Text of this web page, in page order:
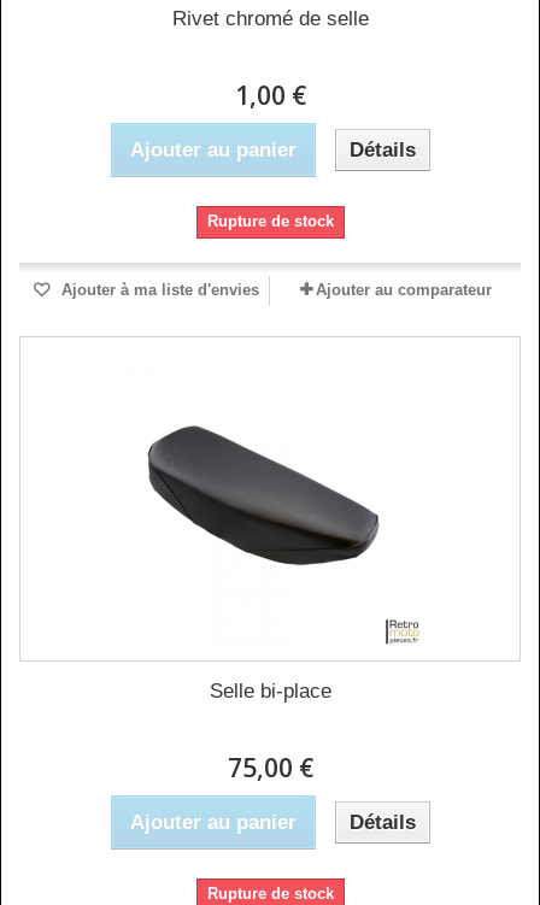
Rivet chromé de selle
1,00 €
Ajouter au panier Détails
Rupture de stock
Ajouter à ma liste d'envies Ajouter au comparateur
Selle bi-place
75,00 €
Ajouter au panier Détails
Rupture de stock